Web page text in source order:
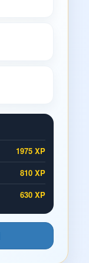
1975 XP
810 XP
630 XP